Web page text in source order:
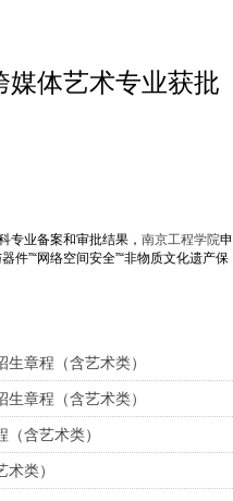
媒体艺术专业获批
专业备案和审批结果， 南京工程学院申
件”“网络空间安全”“非物质文化遗产保
章程（含艺术类）
章程（含艺术类）
含艺术类）
类）